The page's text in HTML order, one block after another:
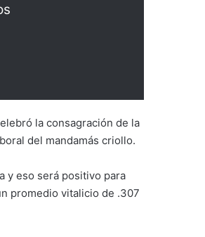
la consagración de la
del mandamás criollo.
y eso será positivo para
promedio vitalicio de .307